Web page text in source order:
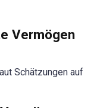
Vermögen
Schätzungen auf